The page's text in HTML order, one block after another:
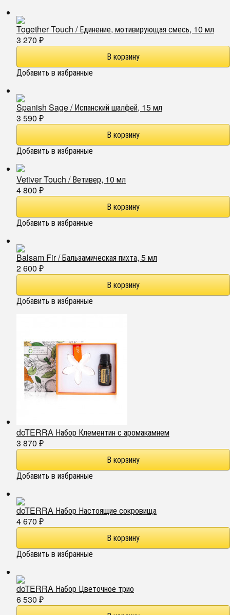
Together Touch / Единение, мотивирующая смесь, 10 мл
3 270 ₽
Добавить в избранные
Spanish Sage / Испанский шалфей, 15 мл
3 590 ₽
Добавить в избранные
Vetiver Touch / Ветивер, 10 мл
4 800 ₽
Добавить в избранные
Balsam Fir / Бальзамическая пихта, 5 мл
2 600 ₽
Добавить в избранные
doTERRA Набор Клементин с аромакамнем
3 870 ₽
Добавить в избранные
doTERRA Набор Настоящие сокровища
4 670 ₽
Добавить в избранные
doTERRA Набор Цветочное трио
6 530 ₽